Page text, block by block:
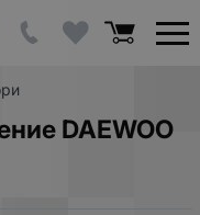
DAEWOO